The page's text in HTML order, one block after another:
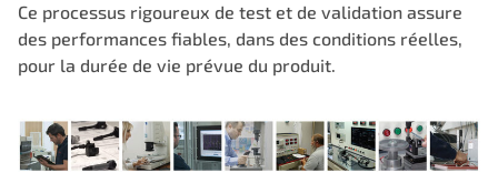
Ce processus rigoureux de test et de validation assure
des performances fiables, dans des conditions réelles,
pour la durée de vie prévue du produit.